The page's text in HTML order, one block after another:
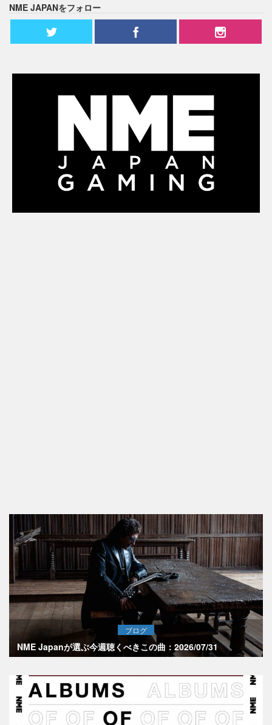
NME JAPANをフォロー
ブログ
NME Japanが選ぶ今週聴くべきこの曲：2026/07/31